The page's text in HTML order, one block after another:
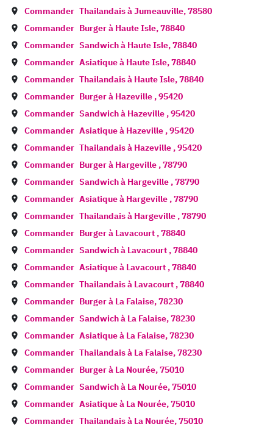
Commander Thailandais àJumeauville,78580
Commander Burger à Haute Isle,78840
Commander Sandwich à Haute Isle,78840
Commander Asiatique à Haute Isle,78840
Commander Thailandais à Haute Isle,78840
Commander Burger à Hazeville ,95420
Commander Sandwich à Hazeville ,95420
Commander Asiatique à Hazeville ,95420
Commander Thailandais à Hazeville ,95420
Commander Burger à Hargeville ,78790
Commander Sandwich à Hargeville ,78790
Commander Asiatique à Hargeville ,78790
Commander Thailandais à Hargeville ,78790
Commander Burger à Lavacourt ,78840
Commander Sandwich à Lavacourt ,78840
Commander Asiatique à Lavacourt ,78840
Commander Thailandais à Lavacourt ,78840
Commander Burger à La Falaise,78230
Commander Sandwich à La Falaise,78230
Commander Asiatique à La Falaise,78230
Commander Thailandais à La Falaise,78230
Commander Burger à La Nourée,75010
Commander Sandwich à La Nourée,75010
Commander Asiatique à La Nourée,75010
Commander Thailandais à La Nourée,75010